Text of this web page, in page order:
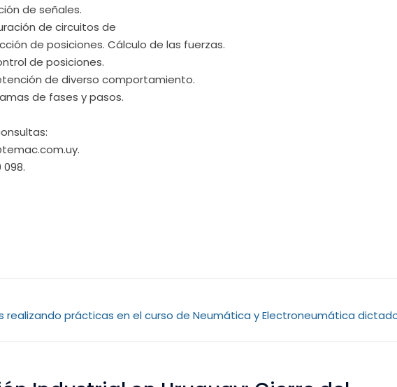
de señales.
de circuitos de
de posiciones. Cálculo de las fuerzas.
de posiciones.
de diverso comportamiento.
de fases y pasos.
098.